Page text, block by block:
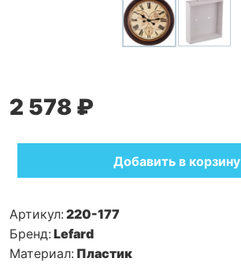
2 578 ₽
Добавить в корзину
Артикул: 220-177
Бренд: Lefard
Материал: Пластик